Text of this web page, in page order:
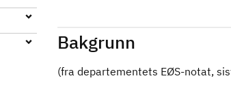
Bakgrunn
(fra departementets EØS-notat,